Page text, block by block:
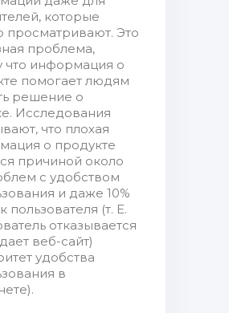
которые
просматривают. Это
проблема,
что информация о
помогает людям
решение о
Исследования
что плохая
о продукте
причиной около
с удобством
и даже 10%
пользователя (т. Е.
отказывается
веб-сайт)
удобства
в